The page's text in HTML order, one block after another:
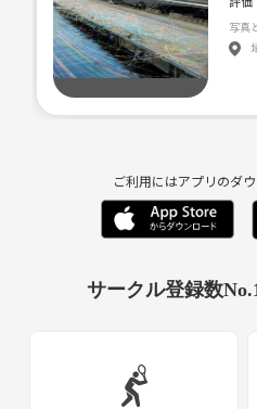
ご利用にはアプリのダ
サークル登録数